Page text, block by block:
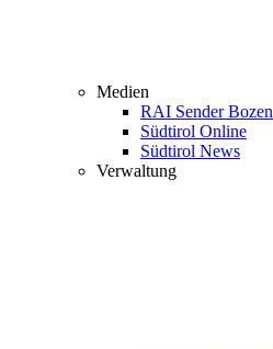
Medien
RAI Sender Bozen
Südtirol Online
Südtirol News
Verwaltung